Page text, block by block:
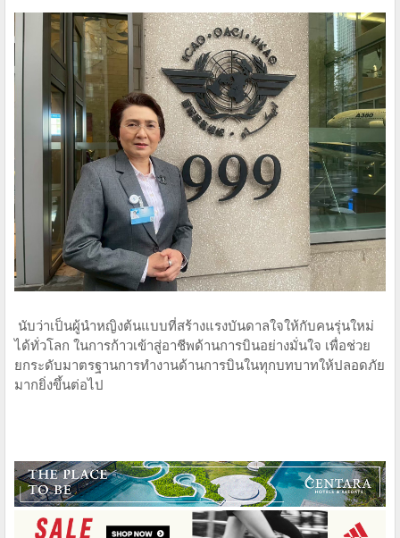
นับว่าเป็นผู้นำหญิงต้นแบบที่สร้างแรงบันดาลใจให้กับคนรุ่นใหม่
ได้ทั่วโลก ในการก้าวเข้าสู่อาชีพด้านการบินอย่างมั่นใจ เพื่อช่วย
ยกระดับมาตรฐานการทำงานด้านการบินในทุกบทบาทให้ปลอดภัย
มากยิ่งขึ้นต่อไป